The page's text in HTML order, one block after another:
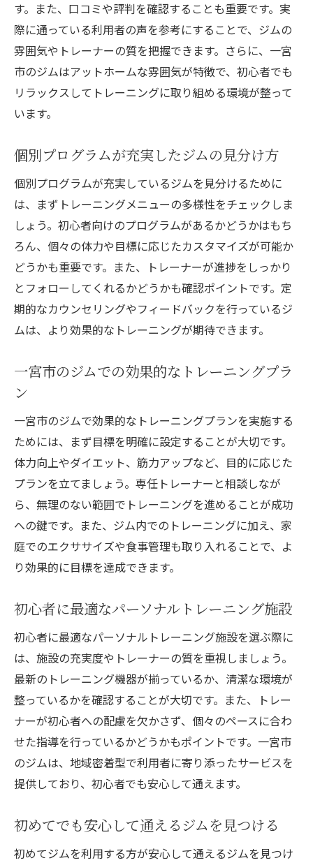
す。また、口コミや評判を確認することも重要です。実
際に通っている利用者の声を参考にすることで、ジムの
雰囲気やトレーナーの質を把握できます。さらに、一宮
市のジムはアットホームな雰囲気が特徴で、初心者でも
リラックスしてトレーニングに取り組める環境が整って
います。
個別プログラムが充実したジムの見分け方
個別プログラムが充実しているジムを見分けるために
は、まずトレーニングメニューの多様性をチェックしま
しょう。初心者向けのプログラムがあるかどうかはもち
ろん、個々の体力や目標に応じたカスタマイズが可能か
どうかも重要です。また、トレーナーが進捗をしっかり
とフォローしてくれるかどうかも確認ポイントです。定
期的なカウンセリングやフィードバックを行っているジ
ムは、より効果的なトレーニングが期待できます。
一宮市のジムでの効果的なトレーニングプラ
ン
一宮市のジムで効果的なトレーニングプランを実施する
ためには、まず目標を明確に設定することが大切です。
体力向上やダイエット、筋力アップなど、目的に応じた
プランを立てましょう。専任トレーナーと相談しなが
ら、無理のない範囲でトレーニングを進めることが成功
への鍵です。また、ジム内でのトレーニングに加え、家
庭でのエクササイズや食事管理も取り入れることで、よ
り効果的に目標を達成できます。
初心者に最適なパーソナルトレーニング施設
初心者に最適なパーソナルトレーニング施設を選ぶ際に
は、施設の充実度やトレーナーの質を重視しましょう。
最新のトレーニング機器が揃っているか、清潔な環境が
整っているかを確認することが大切です。また、トレー
ナーが初心者への配慮を欠かさず、個々のペースに合わ
せた指導を行っているかどうかもポイントです。一宮市
のジムは、地域密着型で利用者に寄り添ったサービスを
提供しており、初心者でも安心して通えます。
初めてでも安心して通えるジムを見つける
初めてジムを利用する方が安心して通えるジムを見つけ